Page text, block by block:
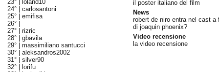
23° |
loland10
24° | carlosantoni
25° | emifisa
26° |
27° | rizric
28° | gbavila
29° | massimiliano santucci
30° | aleksandros2002
31° | silver90
32° |
lorifu
il poster italiano del film
News
robert de niro entra nel cast a
di joaquin phoenix?
Video recensione
la video recensione